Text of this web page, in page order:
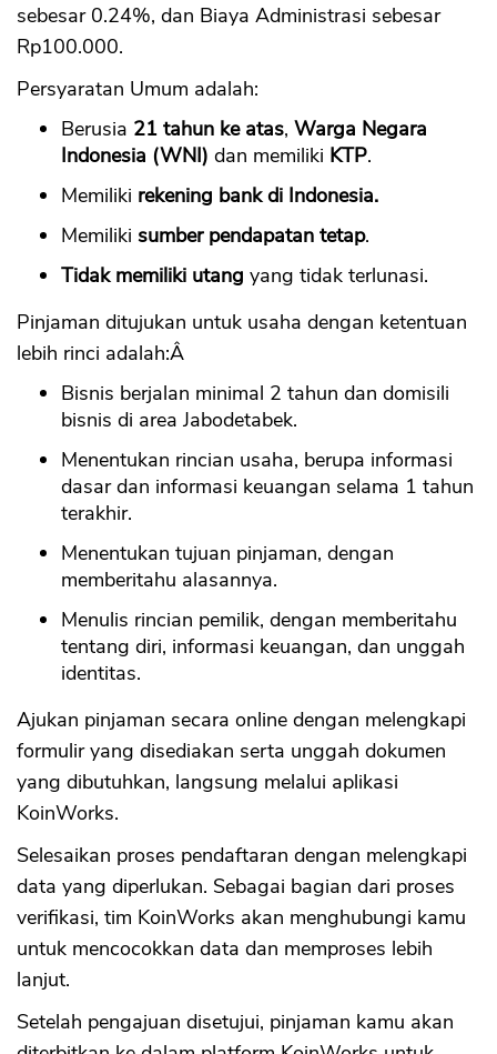
sebesar 0.24%, dan Biaya Administrasi sebesar
Rp100.000.
Persyaratan Umum adalah:
Berusia 21 tahun ke atas, Warga Negara
Indonesia (WNI) dan memiliki KTP.
Memiliki rekening bank di Indonesia.
Memiliki sumber pendapatan tetap.
Tidak memiliki utang yang tidak terlunasi.
Pinjaman ditujukan untuk usaha dengan ketentuan
lebih rinci adalah:Â
Bisnis berjalan minimal 2 tahun dan domisili
bisnis di area Jabodetabek.
Menentukan rincian usaha, berupa informasi
dasar dan informasi keuangan selama 1 tahun
terakhir.
Menentukan tujuan pinjaman, dengan
memberitahu alasannya.
Menulis rincian pemilik, dengan memberitahu
tentang diri, informasi keuangan, dan unggah
identitas.
Ajukan pinjaman secara online dengan melengkapi
formulir yang disediakan serta unggah dokumen
yang dibutuhkan, langsung melalui aplikasi
KoinWorks.
Selesaikan proses pendaftaran dengan melengkapi
data yang diperlukan. Sebagai bagian dari proses
verifikasi, tim KoinWorks akan menghubungi kamu
untuk mencocokkan data dan memproses lebih
lanjut.
Setelah pengajuan disetujui, pinjaman kamu akan